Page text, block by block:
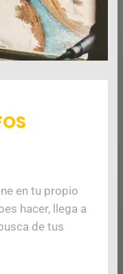
en tu propio
hacer, llega a
de tus